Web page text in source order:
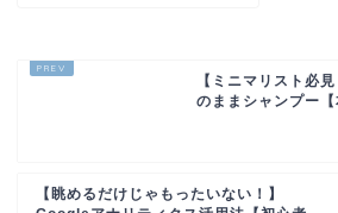
【ミニマリスト必
のままシャンプー【
【眺めるだけじゃもったいない！】